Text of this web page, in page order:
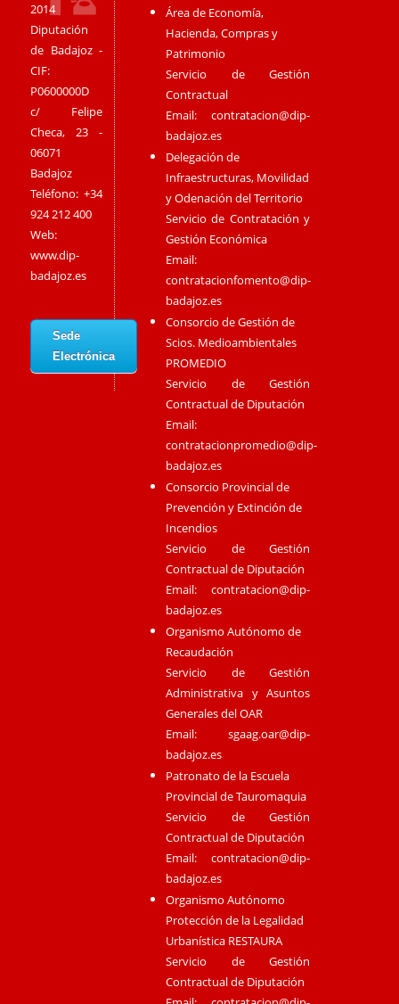
2014
Diputación
de Badajoz -
CIF:
P0600000D
c/ Felipe
Checa, 23 -
06071
Badajoz
Teléfono: +34
924 212 400
Web:
www.dip-
badajoz.es
Sede
Electrónica
Área de Economía,
Hacienda, Compras y
Patrimonio
Servicio de Gestión
Contractual
Email:contratacion@dip-
badajoz.es
Delegación de
Infraestructuras, Movilidad
y Odenación del Territorio
Servicio de Contratación y
Gestión Económica
Email:
contratacionfomento@dip-
badajoz.es
Consorcio de Gestión de
Scios. Medioambientales
PROMEDIO
Servicio de Gestión
Contractual de Diputación
Email:
contratacionpromedio@dip-
badajoz.es
Consorcio Provincial de
Prevención y Extinción de
Incendios
Servicio de Gestión
Contractual de Diputación
Email:contratacion@dip-
badajoz.es
Organismo Autónomo de
Recaudación
Servicio de Gestión
Administrativa y Asuntos
Generales del OAR
Email:sgaag.oar@dip-
badajoz.es
Patronato de la Escuela
Provincial de Tauromaquia
Servicio de Gestión
Contractual de Diputación
Email:contratacion@dip-
badajoz.es
Organismo Autónomo
Protección de la Legalidad
Urbanística RESTAURA
Servicio de Gestión
Contractual de Diputación